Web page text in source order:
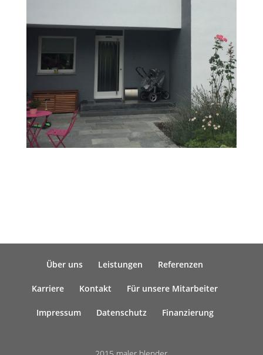
Über uns Leistungen Referenzen
Karriere Kontakt Für unsere Mitarbeiter
Impressum Datenschutz Finanzierung